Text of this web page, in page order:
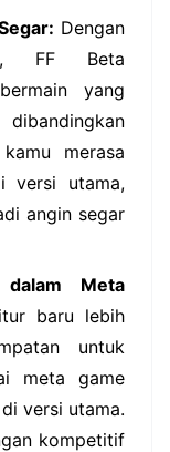
Dengan
FF Beta
yang
merasa
versi utama,
angin segar
Meta
baru lebih
untuk
meta game
versi utama.
kompetitif